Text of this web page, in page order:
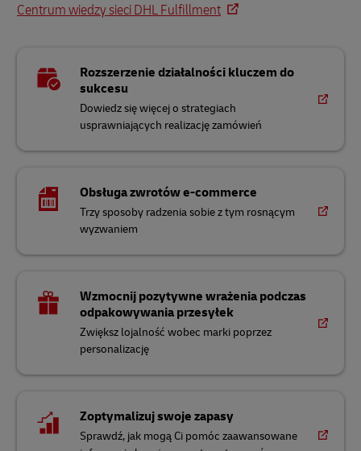
Centrum wiedzy sieci DHL Fulfillment
Rozszerzenie działalności kluczem do
sukcesu
Dowiedz się więcej o strategiach
usprawniających realizację zamówień
Obsługa zwrotów e-commerce
Trzy sposoby radzenia sobie z tym rosnącym
wyzwaniem
Wzmocnij pozytywne wrażenia podczas
odpakowywania przesyłek
Zwiększ lojalność wobec marki poprzez
personalizację
Zoptymalizuj swoje zapasy
Sprawdź, jak mogą Ci pomóc zaawansowane